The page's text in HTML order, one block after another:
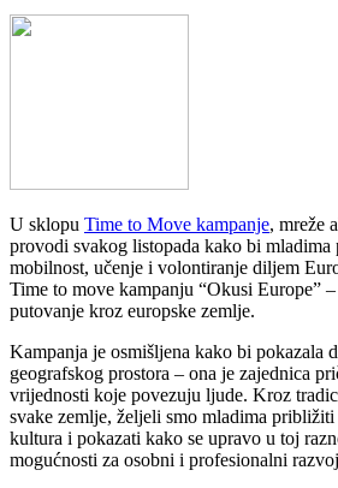
U sklopu Time to Move kampanje, mreže
provodi svakog listopada kako bi
mobilnost, učenje i volontiranje diljem
Time to move kampanju “Okusi Europe”
putovanje kroz europske zemlje.
Kampanja je osmišljena kako bi pokazala
geografskog prostora – ona je zajednica
vrijednosti koje povezuju ljude. Kroz
svake zemlje, željeli smo mladima
kultura i pokazati kako se upravo u toj
mogućnosti za osobni i profesionalni